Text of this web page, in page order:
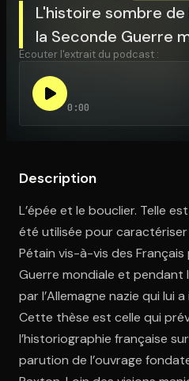
Ouvre l'app Appareil
L'histoire sombre
la Seconde Guerre
Écouter l'extrait du podcast :
0:00
Description
L’épée et le bouclier. Telle
été utilisée pour
Pétain vis-à-vis des
Guerre mondiale et pendant
par l’Allemagne nazie qui lui
Cette thèse est celle qui
l’historiographie française
parution de l’ouvrage